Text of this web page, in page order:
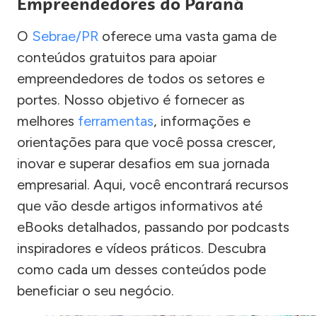
O Sebrae/PR oferece uma vasta gama de
conteúdos gratuitos para apoiar
empreendedores de todos os setores e
portes. Nosso objetivo é fornecer as
melhores ferramentas, informações e
orientações para que você possa crescer,
inovar e superar desafios em sua jornada
empresarial. Aqui, você encontrará recursos
que vão desde artigos informativos até
eBooks detalhados, passando por podcasts
inspiradores e vídeos práticos. Descubra
como cada um desses conteúdos pode
beneficiar o seu negócio.